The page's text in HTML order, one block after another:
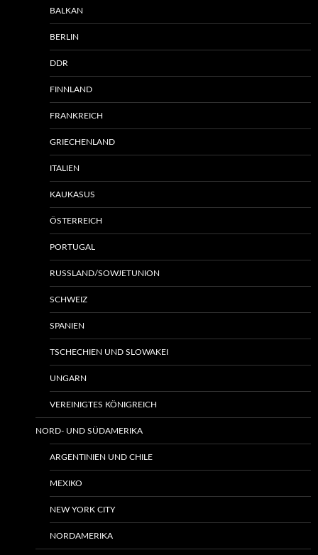
BALKAN
BERLIN
DDR
FINNLAND
FRANKREICH
GRIECHENLAND
ITALIEN
KAUKASUS
ÖSTERREICH
PORTUGAL
RUSSLAND/SOWJETUNION
SCHWEIZ
SPANIEN
TSCHECHIEN UND SLOWAKEI
UNGARN
VEREINIGTES KÖNIGREICH
NORD- UND SÜDAMERIKA
ARGENTINIEN UND CHILE
MEXIKO
NEW YORK CITY
NORDAMERIKA